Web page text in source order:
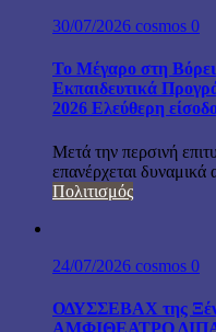
30/07/2026 cosmos 0
Το Μέγαρο στη
Εκπαιδευτικά
2026 Ελεύθερη
Μετά την περσινή
επανέρχεται
Πολιτισμός
24/07/2026 cosmos 0
ΟΔΥΣΣΕΒΑΧ της
ΑΜΦΙΘΕΑΤΡΟ